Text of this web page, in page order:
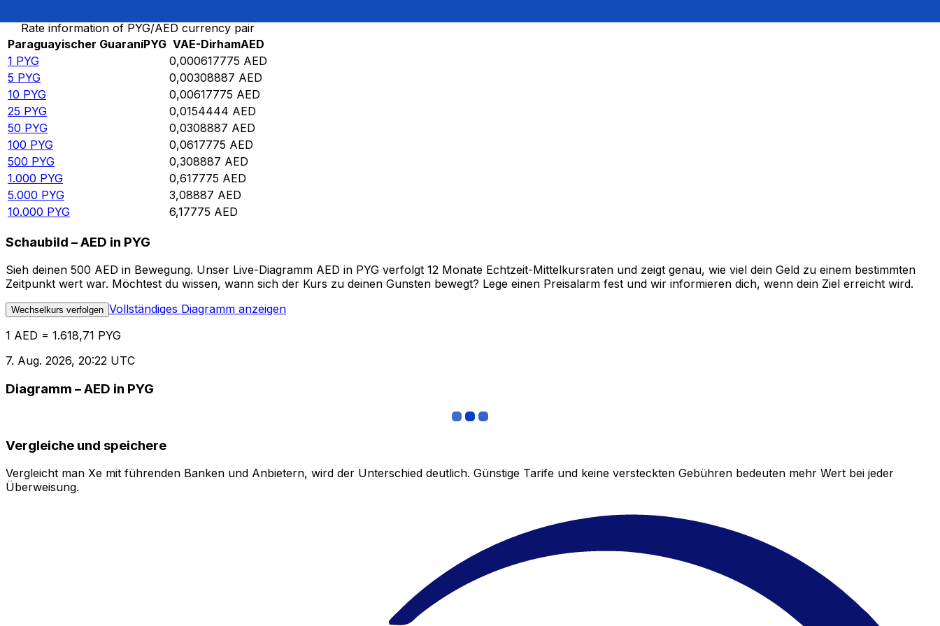
Rate information of PYG/AED currency pair
Paraguayischer GuaraníPYG VAE-DirhamAED
1 PYG 0,000617775 AED
5 PYG 0,00308887 AED
10 PYG 0,00617775 AED
25 PYG 0,0154444 AED
50 PYG 0,0308887 AED
100 PYG 0,0617775 AED
500 PYG 0,308887 AED
1.000 PYG 0,617775 AED
5.000 PYG 3,08887 AED
10.000 PYG 6,17775 AED
Schaubild – AED in PYG
Sieh deinen 500 AED in Bewegung. Unser Live-Diagramm AED in PYG verfolgt 12 Monate Echtzeit-Mittelkursraten und zeigt genau, wie viel dein Geld zu einem bestimmten
Zeitpunkt wert war. Möchtest du wissen, wann sich der Kurs zu deinen Gunsten bewegt? Lege einen Preisalarm fest und wir informieren dich, wenn dein Ziel erreicht wird.
Wechselkurs verfolgen Vollständiges Diagramm anzeigen
1 AED = 1.618,71 PYG
7. Aug. 2026, 20:22 UTC
Diagramm – AED in PYG
Vergleiche und speichere
Vergleicht man Xe mit führenden Banken und Anbietern, wird der Unterschied deutlich. Günstige Tarife und keine versteckten Gebühren bedeuten mehr Wert bei jeder
Überweisung.